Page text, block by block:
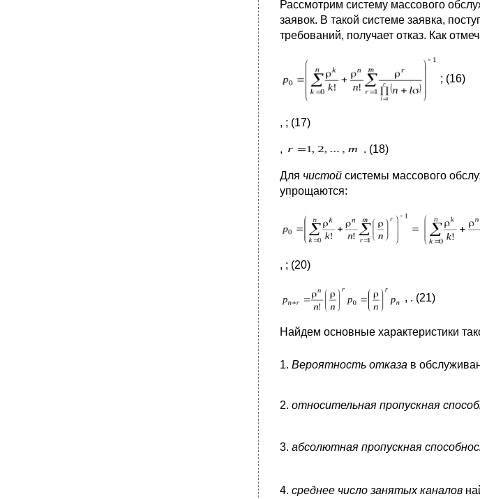
Рассмотрим систему массового
заявок. В такой системе заявка,
требований, получает отказ. Как
; (16)
, ; (17)
, . (18)
Для чистой системы массового
упрощаются:
, ; (20)
, . (21)
Найдем основные характеристики
1. Вероятность отказа в
2. относительная пропускная
3. абсолютная пропускная
4. среднее число занятых каналов